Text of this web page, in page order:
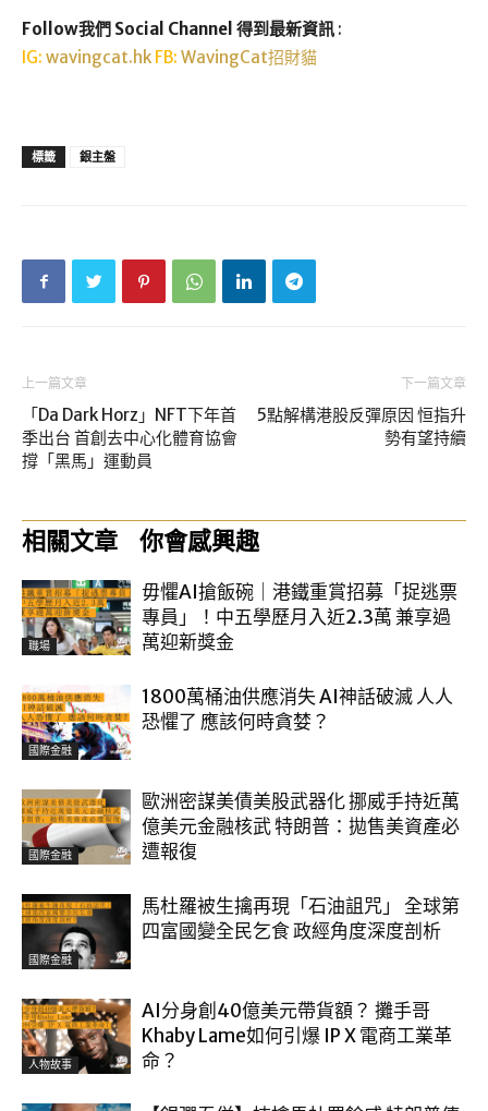
Follow我們 Social Channel 得到最新資訊 :
IG: wavingcat.hk FB: WavingCat招財貓
標籤 銀主盤
上一篇文章
「Da Dark Horz」NFT下年首
季出台 首創去中心化體育協會
撐「黑馬」運動員
下一篇文章
5點解構港股反彈原因 恒指升
勢有望持續
相關文章 你會感興趣
職場
毋懼AI搶飯碗｜港鐵重賞招募「捉逃票
專員」！中五學歷月入近2.3萬 兼享過
萬迎新獎金
國際金融
1800萬桶油供應消失 AI神話破滅 人人
恐懼了 應該何時貪婪？
國際金融
歐洲密謀美債美股武器化 挪威手持近萬
億美元金融核武 特朗普：拋售美資產必
遭報復
國際金融
馬杜羅被生擒再現「石油詛咒」 全球第
四富國變全民乞食 政經角度深度剖析
人物故事
AI分身創40億美元帶貨額？ 攤手哥
Khaby Lame如何引爆 IP X 電商工業革
命？